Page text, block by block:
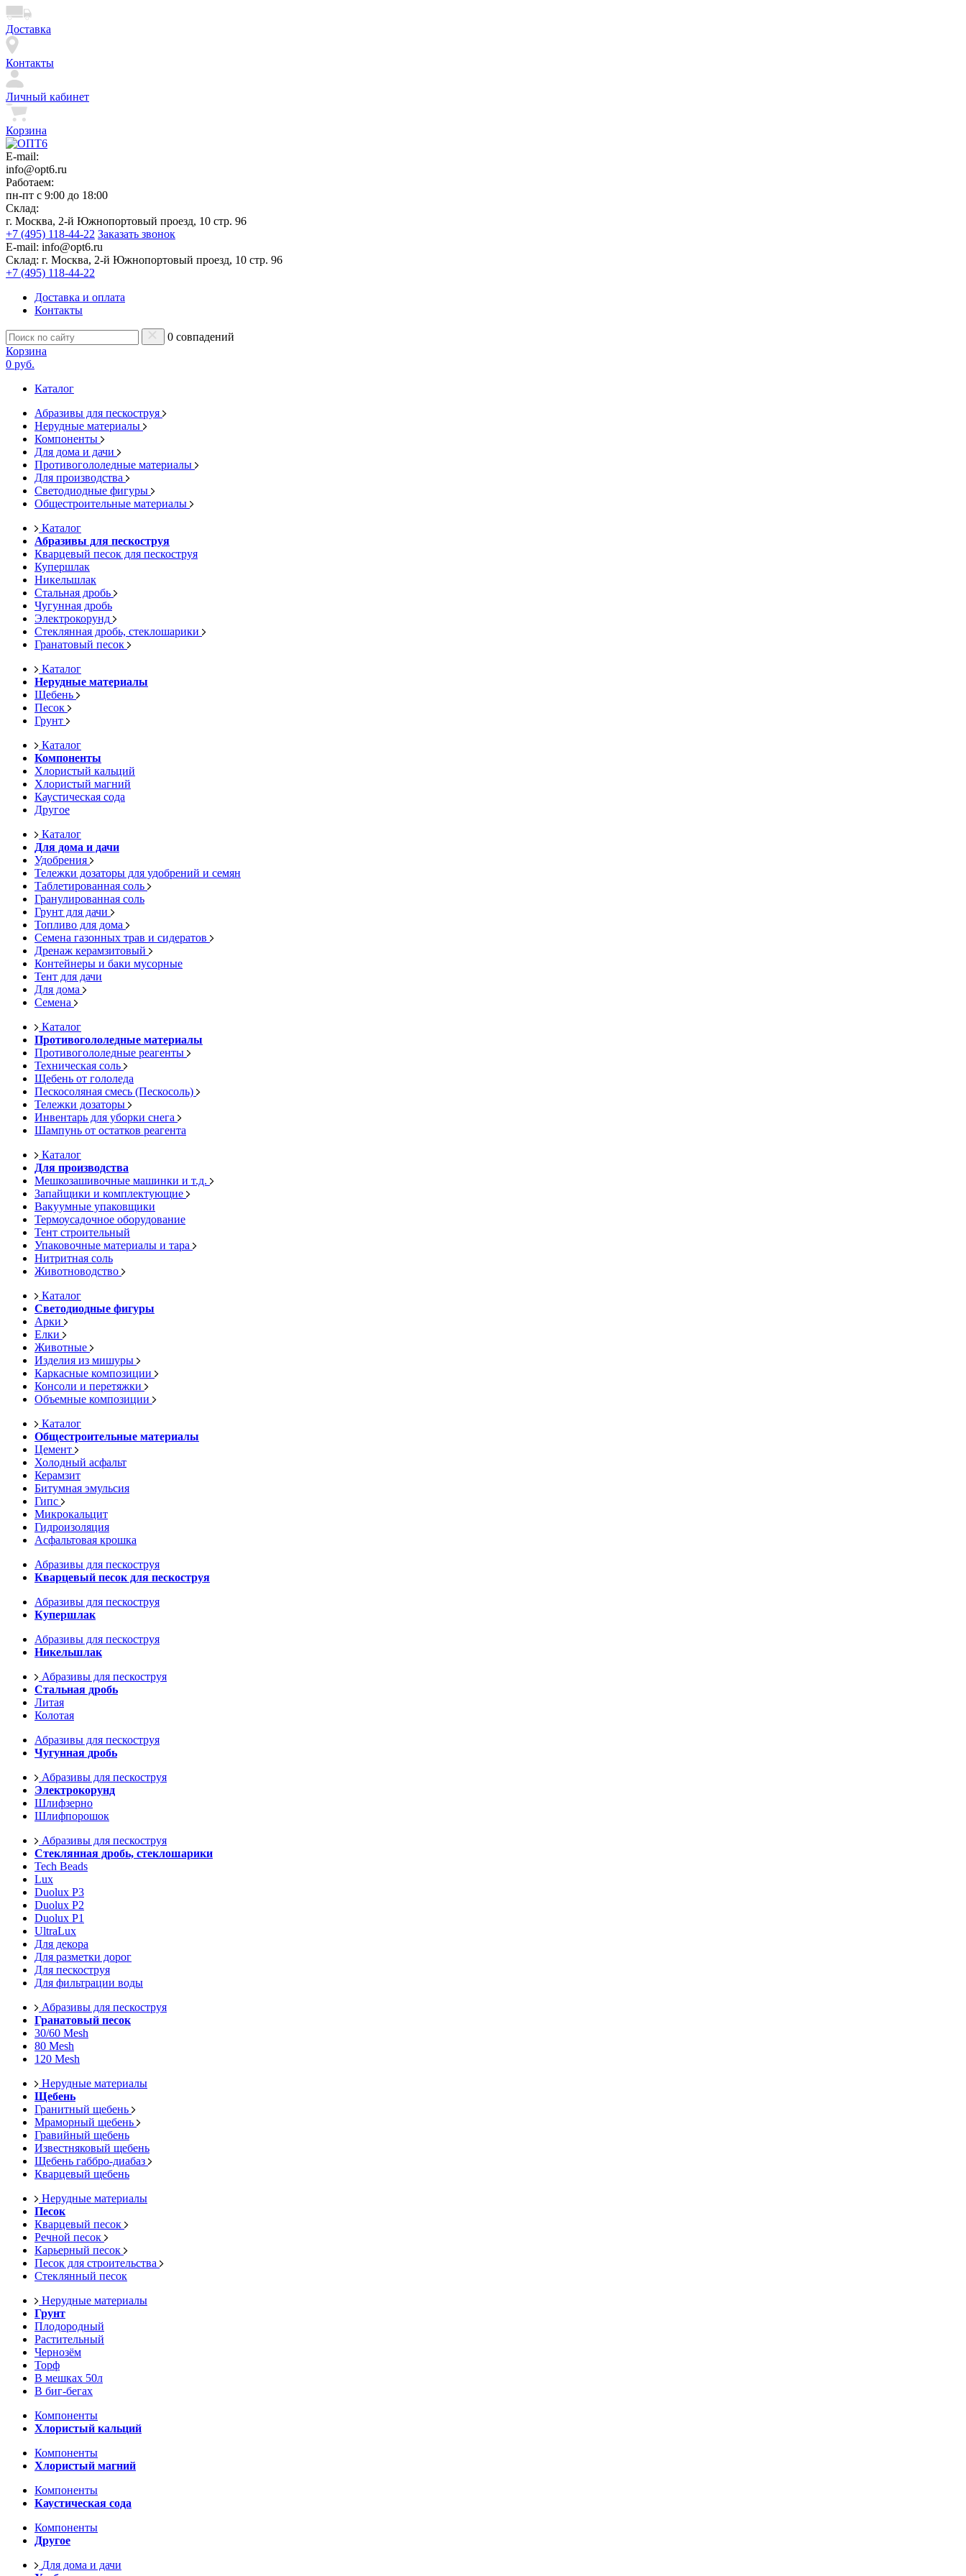
Доставка
Контакты
Личный кабинет
Корзина
E-mail:
info@opt6.ru
Работаем:
пн-пт с 9:00 до 18:00
Склад:
г. Москва, 2-й Южнопортовый проезд, 10 стр. 96
+7 (495) 118-44-22 Заказать звонок
E-mail: info@opt6.ru
Склад: г. Москва, 2-й Южнопортовый проезд, 10 стр. 96
+7 (495) 118-44-22
Доставка и оплата
Контакты
0 совпадений
Корзина
0 руб.
Каталог
Абразивы для пескоструя
Нерудные материалы
Компоненты
Для дома и дачи
Противогололедные материалы
Для производства
Светодиодные фигуры
Общестроительные материалы
Каталог
Абразивы для пескоструя
Кварцевый песок для пескоструя
Купершлак
Никельшлак
Стальная дробь
Чугунная дробь
Электрокорунд
Стеклянная дробь, стеклошарики
Гранатовый песок
Каталог
Нерудные материалы
Щебень
Песок
Грунт
Каталог
Компоненты
Хлористый кальций
Хлористый магний
Каустическая сода
Другое
Каталог
Для дома и дачи
Удобрения
Тележки дозаторы для удобрений и семян
Таблетированная соль
Гранулированная соль
Грунт для дачи
Топливо для дома
Семена газонных трав и сидератов
Дренаж керамзитовый
Контейнеры и баки мусорные
Тент для дачи
Для дома
Семена
Каталог
Противогололедные материалы
Противогололедные реагенты
Техническая соль
Щебень от гололеда
Пескосоляная смесь (Пескосоль)
Тележки дозаторы
Инвентарь для уборки снега
Шампунь от остатков реагента
Каталог
Для производства
Мешкозашивочные машинки и т.д.
Запайщики и комплектующие
Вакуумные упаковщики
Термоусадочное оборудование
Тент строительный
Упаковочные материалы и тара
Нитритная соль
Животноводство
Каталог
Светодиодные фигуры
Арки
Елки
Животные
Изделия из мишуры
Каркасные композиции
Консоли и перетяжки
Объемные композиции
Каталог
Общестроительные материалы
Цемент
Холодный асфальт
Керамзит
Битумная эмульсия
Гипс
Микрокальцит
Гидроизоляция
Асфальтовая крошка
Абразивы для пескоструя
Кварцевый песок для пескоструя
Абразивы для пескоструя
Купершлак
Абразивы для пескоструя
Никельшлак
Абразивы для пескоструя
Стальная дробь
Литая
Колотая
Абразивы для пескоструя
Чугунная дробь
Абразивы для пескоструя
Электрокорунд
Шлифзерно
Шлифпорошок
Абразивы для пескоструя
Стеклянная дробь, стеклошарики
Tech Beads
Lux
Duolux P3
Duolux P2
Duolux P1
UltraLux
Для декора
Для разметки дорог
Для пескоструя
Для фильтрации воды
Абразивы для пескоструя
Гранатовый песок
30/60 Mesh
80 Mesh
120 Mesh
Нерудные материалы
Щебень
Гранитный щебень
Мраморный щебень
Гравийный щебень
Известняковый щебень
Щебень габбро-диабаз
Кварцевый щебень
Нерудные материалы
Песок
Кварцевый песок
Речной песок
Карьерный песок
Песок для строительства
Стеклянный песок
Нерудные материалы
Грунт
Плодородный
Растительный
Чернозём
Торф
В мешках 50л
В биг-бегах
Компоненты
Хлористый кальций
Компоненты
Хлористый магний
Компоненты
Каустическая сода
Компоненты
Другое
Для дома и дачи